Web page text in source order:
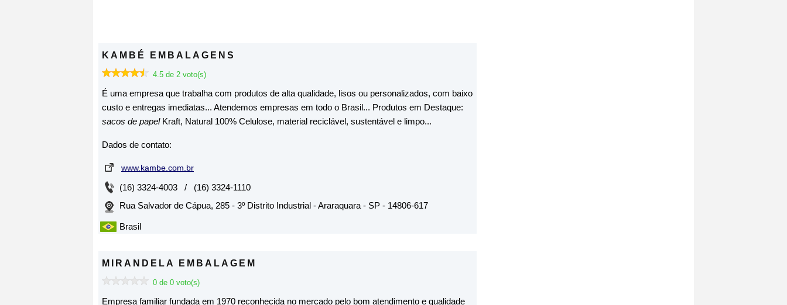
KAMBÉ EMBALAGENS
4.5 de 2 voto(s)
É uma empresa que trabalha com produtos de alta qualidade, lisos ou personalizados, com baixo
custo e entregas imediatas... Atendemos empresas em todo o Brasil... Produtos em Destaque:
sacos de papelKraft, Natural 100% Celulose, material reciclável, sustentável e limpo...
Dados de contato:
www.kambe.com.br
(16) 3324-4003 / (16) 3324-1110
Rua Salvador de Cápua, 285 - 3º Distrito Industrial - Araraquara - SP - 14806-617
Brasil
MIRANDELA EMBALAGEM
0 de 0 voto(s)
Empresa familiar fundada em 1970 reconhecida no mercado pelo bom atendimento e qualidade